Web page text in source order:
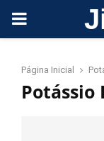
PRIMARY
Página Inicial
Potássio